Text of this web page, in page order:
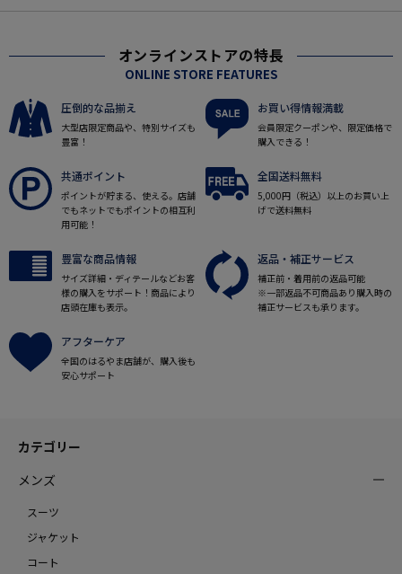
オンラインストアの特長
ONLINE STORE FEATURES
圧倒的な品揃え
大型店限定商品や、特別サイズも
豊富！
お買い得情報満載
会員限定クーポンや、限定価格で
購入できる！
共通ポイント
ポイントが貯まる、使える。店舗
でもネットでもポイントの相互利
用可能！
全国送料無料
5,000円（税込）以上のお買い上
げで送料無料
豊富な商品情報
サイズ詳細・ディテールなどお客
様の購入をサポート！商品により
店頭在庫も表示。
返品・補正サービス
補正前・着用前の返品可能
※一部返品不可商品あり購入時の
補正サービスも承ります。
アフターケア
全国のはるやま店舗が、購入後も
安心サポート
カテゴリー
メンズ
スーツ
ジャケット
コート